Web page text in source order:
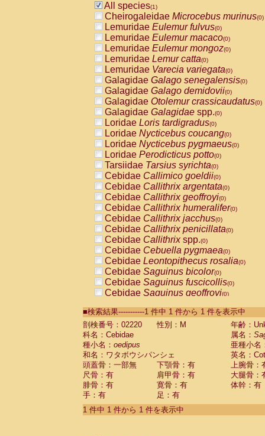
All species(1)
Cheirogaleidae Microcebus murinus(0)
Lemuridae Eulemur fulvus(0)
Lemuridae Eulemur macaco(0)
Lemuridae Eulemur mongoz(0)
Lemuridae Lemur catta(0)
Lemuridae Varecia variegata(0)
Galagidae Galago senegalensis(0)
Galagidae Galago demidovii(0)
Galagidae Otolemur crassicaudatus(0)
Galagidae Galagidae spp.(0)
Loridae Loris tardigradus(0)
Loridae Nycticebus coucang(0)
Loridae Nycticebus pygmaeus(0)
Loridae Perodicticus potto(0)
Tarsiidae Tarsius syrichta(0)
Cebidae Callimico goeldii(0)
Cebidae Callithrix argentata(0)
Cebidae Callithrix geoffroyi(0)
Cebidae Callithrix humeralifer(0)
Cebidae Callithrix jacchus(0)
Cebidae Callithrix penicillata(0)
Cebidae Callithrixspp.(0)
Cebidae Cebuella pygmaea(0)
Cebidae Leontopithecus rosalia(0)
Cebidae Saguinus bicolor(0)
Cebidae Saguinus fuscicollis(0)
Cebidae Saguinus geoffroyi(0)
CebidaeSaguinus labiatus(0)
Cebidae Saguinus leucopus (0)
Cebidae
Cebidae
CebidaeSaguinus nigricollis (0)
Cebidae Saguinus oedipus
Cebidae Saguinus weddelli
Cebidae Saguinusspp.
Cebidae Aotus trivirgatus
Cebidae Cebus albifrons
■検索結果-----------1 件中 1 件から 1 件を表示中
剖検番号：02220
性別：M
年齢：
科名：Cebidae
属名：
種小名： oedipus
亜種小名
和名：ワタボウシパンシェ
英名：
頭蓋骨：一部無
下顎骨：有
上腕骨：
尺骨：有
肩甲骨：有
大腿骨：
腓骨：有
寛骨：有
体幹：有
手：有
足：有
1 件中 1 件から 1 件を表示中